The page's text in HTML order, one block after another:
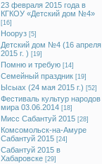
23 февраля 2015 года в
КГКОУ «Детский дом №4»
[16]
Нооруз [5]
Детский дом №4 (16 апреля
2015 г. ) [19]
Помню и требую [14]
Семейный праздник [19]
Ысыах (24 мая 2015 г.) [52]
Фестиваль культур народов
мира 03.06.2014 [18]
Мисс Сабантуй 2015 [28]
Комсомольск-на-Амуре
Сабантуй 2015 [24]
Сабантуй 2015 в
Хабаровске [29]